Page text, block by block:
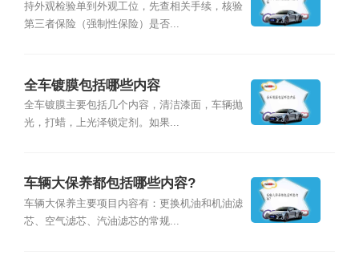
持外观检验单到外观工位，先查相关手续，核验
第三者保险（强制性保险）是否...
全车镀膜包括哪些内容
全车镀膜主要包括几个内容，清洁漆面，车辆抛
光，打蜡，上光泽锁定剂。如果...
车辆大保养都包括哪些内容?
车辆大保养主要项目内容有：更换机油和机油滤
芯、空气滤芯、汽油滤芯的常规...